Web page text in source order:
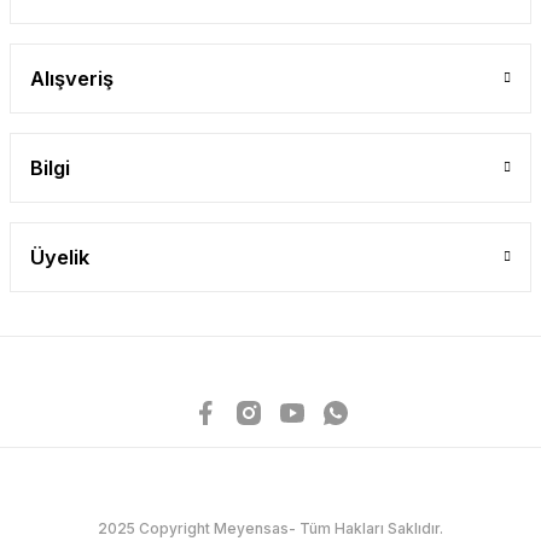
Alışveriş
Bilgi
Üyelik
2025 Copyright Meyensas- Tüm Hakları Saklıdır.